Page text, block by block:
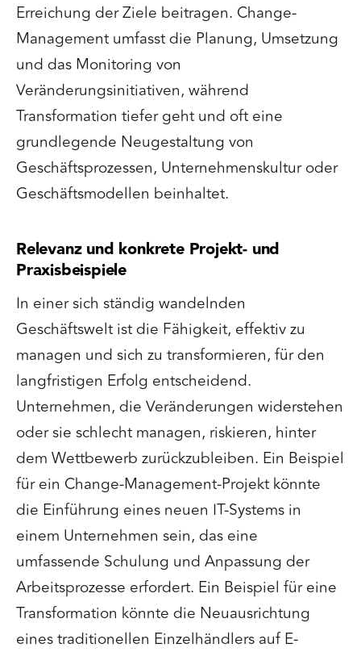
Erreichung der Ziele beitragen. Change-
Management umfasst die Planung, Umsetzung
und das Monitoring von
Veränderungsinitiativen, während
Transformation tiefer geht und oft eine
grundlegende Neugestaltung von
Geschäftsprozessen, Unternehmenskultur oder
Geschäftsmodellen beinhaltet.
Relevanz und konkrete Projekt- und
Praxisbeispiele
In einer sich ständig wandelnden
Geschäftswelt ist die Fähigkeit, effektiv zu
managen und sich zu transformieren, für den
langfristigen Erfolg entscheidend.
Unternehmen, die Veränderungen widerstehen
oder sie schlecht managen, riskieren, hinter
dem Wettbewerb zurückzubleiben. Ein Beispiel
für ein Change-Management-Projekt könnte
die Einführung eines neuen IT-Systems in
einem Unternehmen sein, das eine
umfassende Schulung und Anpassung der
Arbeitsprozesse erfordert. Ein Beispiel für eine
Transformation könnte die Neuausrichtung
eines traditionellen Einzelhändlers auf E-